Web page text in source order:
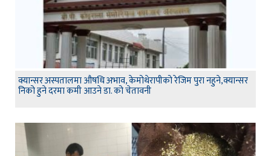
क्यान्सर अस्पतालमा औषधि अभाव, केमोथेरापीको रेजिम पुरा नहुने,क्यान्सर
निको हुने दरमा कमी आउने डा. को चेतावनी